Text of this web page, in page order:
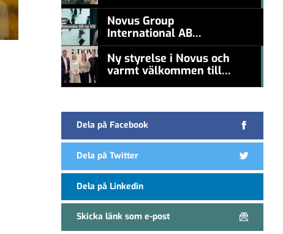
Novus Group
International AB
appoints Ana
Serafimovska as new
CEO
Ny styrelse i Novus och
varmt välkommen till
Carl Piva
Dela på Facebook
Dela på Twitter
Dela på Linkedin
Skicka länk som e-post